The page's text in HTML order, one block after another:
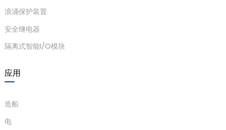
浪涌保护装置
安全继电器
隔离式智能I/O模块
应用
造船
电